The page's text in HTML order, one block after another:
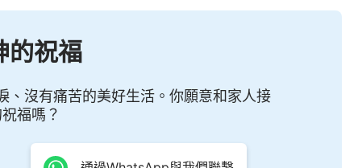
的祝福
、沒有痛苦的美好生活。你願意和家人接
福嗎？